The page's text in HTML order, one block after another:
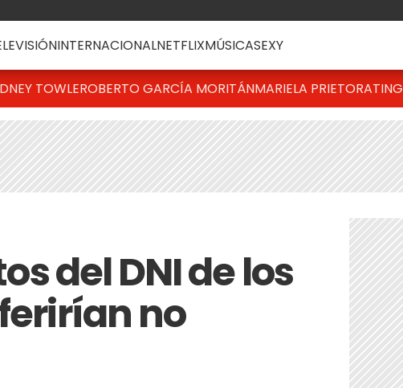
INTERNACIONALNETFLIXMÚSICASEXY
TOWLEROBERTO GARCÍA MORITÁNMARIELA PRIETORATING
del DNI de los
no